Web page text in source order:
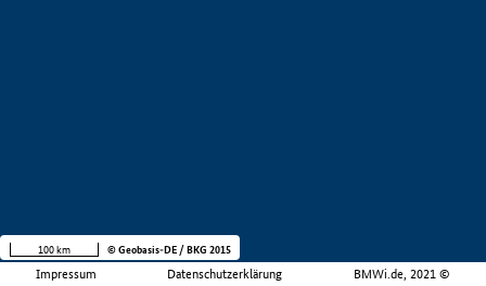
Impressum Datenschutzerklärung BMWi.de, 2021 ©
100 km © Geobasis-DE / BKG 2015